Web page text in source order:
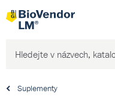
Suplementy